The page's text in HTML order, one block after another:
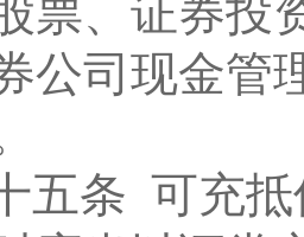
票、证券投
公司现金管
五条 可充